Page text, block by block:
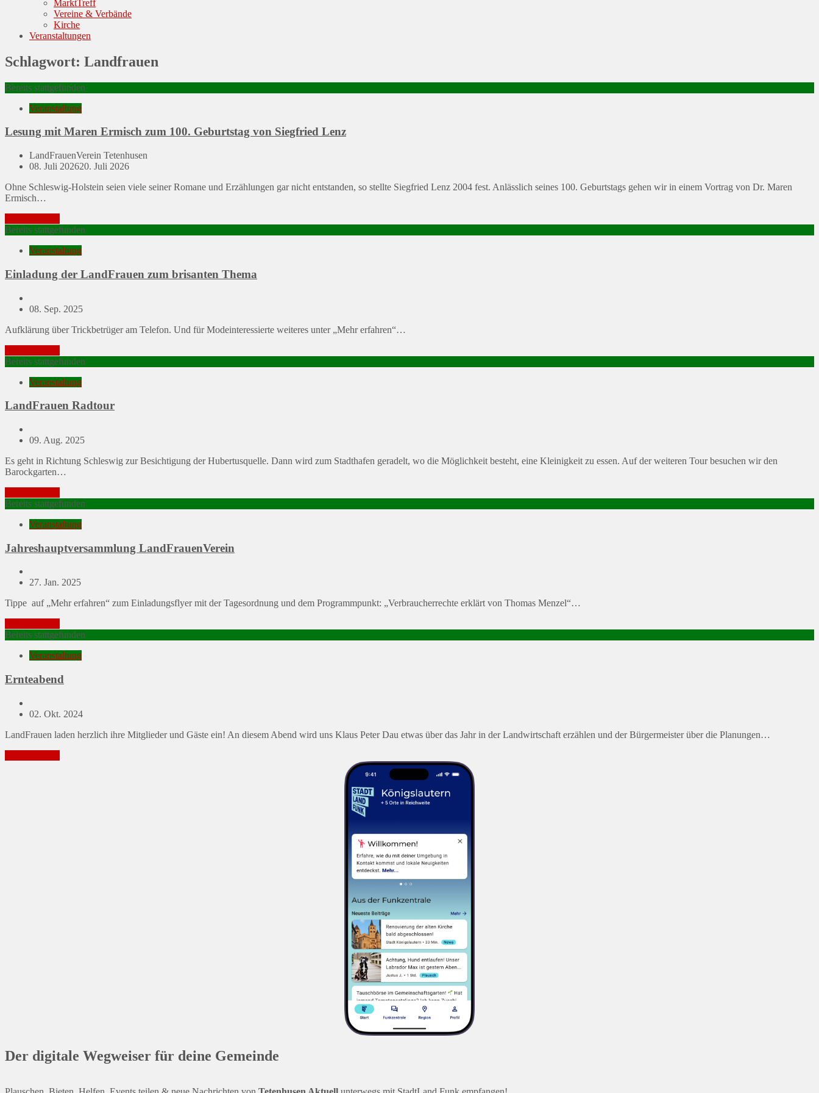
MarktTreff
Vereine & Verbände
Kirche
Veranstaltungen
Schlagwort: Landfrauen
Bereits stattgefunden
Veranstaltung
Lesung mit Maren Ermisch zum 100. Geburtstag von Siegfried Lenz
LandFrauenVerein Tetenhusen
Posted
08. Juli 202620. Juli 2026
Ohne Schleswig-Holstein seien viele seiner Romane und Erzählungen gar nicht entstanden, so stellte Siegfried Lenz 2004 fest. Anlässlich seines 100. Geburtstags gehen wir in einem Vortrag von Dr. Maren
Ermisch…
Bereits stattgefunden
Veranstaltung
Einladung der LandFrauen zum brisanten Thema
Posted
08. Sep. 2025
Aufklärung über Trickbetrüger am Telefon. Und für Modeinteressierte weiteres unter „Mehr erfahren“…
Bereits stattgefunden
Veranstaltung
LandFrauen Radtour
Posted
09. Aug. 2025
Es geht in Richtung Schleswig zur Besichtigung der Hubertusquelle. Dann wird zum Stadthafen geradelt, wo die Möglichkeit besteht, eine Kleinigkeit zu essen. Auf der weiteren Tour besuchen wir den
Barockgarten…
Bereits stattgefunden
Veranstaltung
Jahreshauptversammlung LandFrauenVerein
Posted
27. Jan. 2025
Tippe auf „Mehr erfahren“ zum Einladungsflyer mit der Tagesordnung und dem Programmpunkt: „Verbraucherrechte erklärt von Thomas Menzel“…
Bereits stattgefunden
Veranstaltung
Ernteabend
Posted
02. Okt. 2024
LandFrauen laden herzlich ihre Mitglieder und Gäste ein! An diesem Abend wird uns Klaus Peter Dau etwas über das Jahr in der Landwirtschaft erzählen und der Bürgermeister über die Planungen…
Der digitale Wegweiser für deine Gemeinde